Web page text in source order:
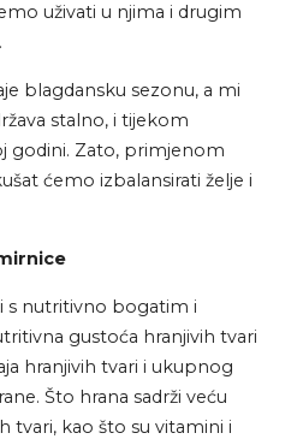
uživati u njima i drugim
blagdansku sezonu, a mi
stalno, i tijekom
godini. Zato, primjenom
ćemo izbalansirati želje i
s nutritivno bogatim i
gustoća hranjivih tvari
hranjivih tvari i ukupnog
Što hrana sadrži veću
tvari, kao što su vitamini i